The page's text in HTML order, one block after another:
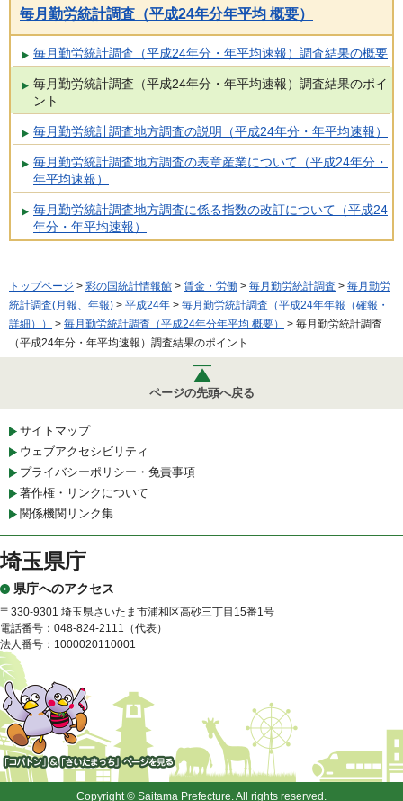
毎月勤労統計調査（平成24年分年平均 概要）
毎月勤労統計調査（平成24年分・年平均速報）調査結果の概要
毎月勤労統計調査（平成24年分・年平均速報）調査結果のポイ
ント
毎月勤労統計調査地方調査の説明（平成24年分・年平均速報）
毎月勤労統計調査地方調査の表章産業について（平成24年分・
年平均速報）
毎月勤労統計調査地方調査に係る指数の改訂について（平成24
年分・年平均速報）
トップページ > 彩の国統計情報館 > 賃金・労働 > 毎月勤労統計調査 > 毎月勤労
統計調査(月報、年報) > 平成24年 > 毎月勤労統計調査（平成24年年報（確報・
詳細））
> 毎月勤労統計調査（平成24年分年平均 概要）
> 毎月勤労統計調査
（平成24年分・年平均速報）調査結果のポイント
ページの先頭へ戻る
サイトマップ
ウェブアクセシビリティ
プライバシーポリシー・免責事項
著作権・リンクについて
関係機関リンク集
埼玉県庁
県庁へのアクセス
〒330-9301 埼玉県さいたま市浦和区高砂三丁目15番1号
電話番号：048-824-2111（代表）
法人番号：1000020110001
「コバトン」&「さいたまっ
Copyright © Saitama Prefecture. All rights reserved.